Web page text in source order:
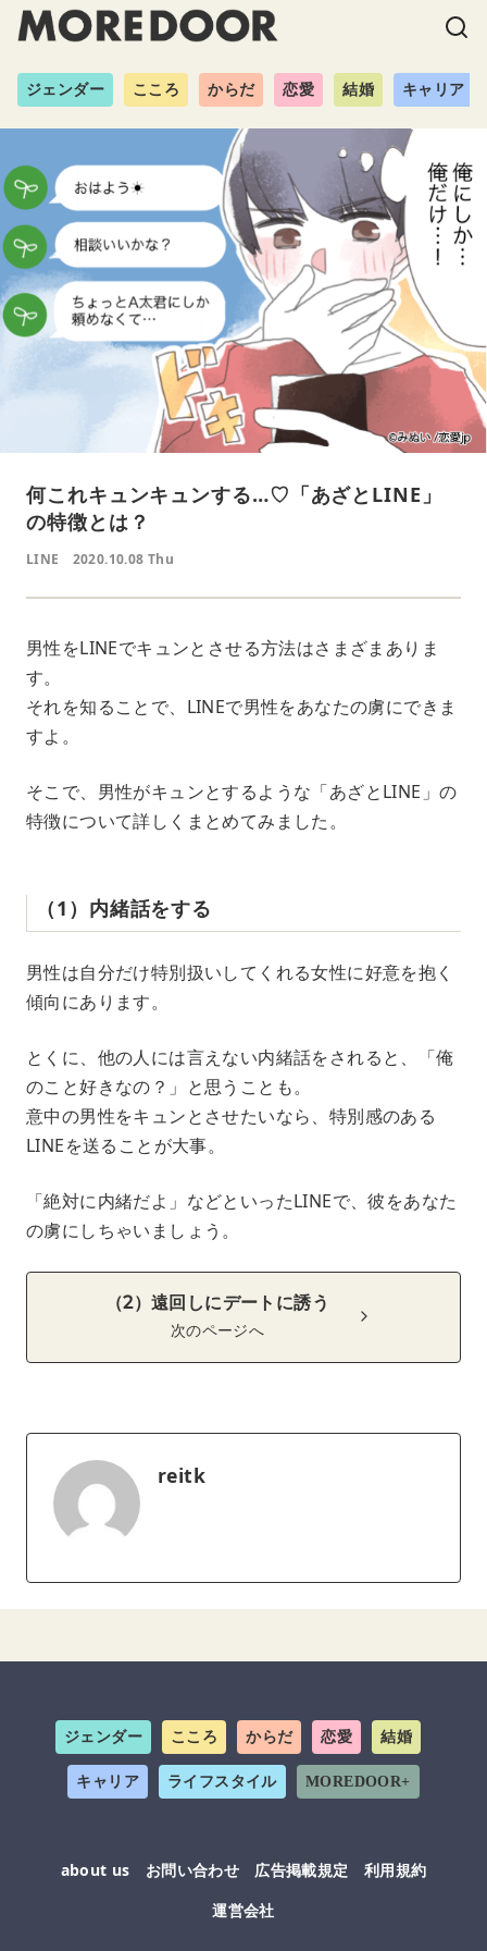
ジェンダー こころ からだ 恋愛 結婚 キャリア
何これキュンキュンする…♡「あざとLINE」
の特徴とは？
LINE 2020.10.08 Thu
男性をLINEでキュンとさせる方法はさまざまありま
す。
それを知ることで、LINEで男性をあなたの虜にできま
すよ。
そこで、男性がキュンとするような「あざとLINE」の
特徴について詳しくまとめてみました。
（1）内緒話をする
男性は自分だけ特別扱いしてくれる女性に好意を抱く
傾向にあります。
とくに、他の人には言えない内緒話をされると、「俺
のこと好きなの？」と思うことも。
意中の男性をキュンとさせたいなら、特別感のある
LINEを送ることが大事。
「絶対に内緒だよ」などといったLINEで、彼をあなた
の虜にしちゃいましょう。
（2）遠回しにデートに誘う
次のページへ
reitk
ジェンダー こころ からだ 恋愛 結婚
キャリア ライフスタイル MOREDOOR+
about us お問い合わせ 広告掲載規定
利用規約
運営会社